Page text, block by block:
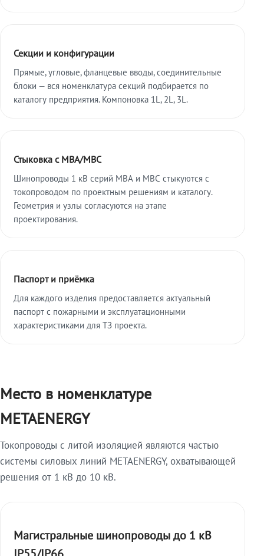
Секции и конфигурации
Прямые, угловые, фланцевые вводы, соединительные
блоки — вся номенклатура секций подбирается по
каталогу предприятия. Компоновка 1L, 2L, 3L.
Стыковка с МВА/МВС
Шинопроводы 1 кВ серий МВА и МВС стыкуются с
токопроводом по проектным решениям и каталогу.
Геометрия и узлы согласуются на этапе
проектирования.
Паспорт и приёмка
Для каждого изделия предоставляется актуальный
паспорт с пожарными и эксплуатационными
характеристиками для ТЗ проекта.
Место в номенклатуре
METAENERGY
Токопроводы с литой изоляцией являются частью
системы силовых линий METAENERGY, охватывающей
решения от 1 кВ до 10 кВ.
Магистральные шинопроводы до 1 кВ